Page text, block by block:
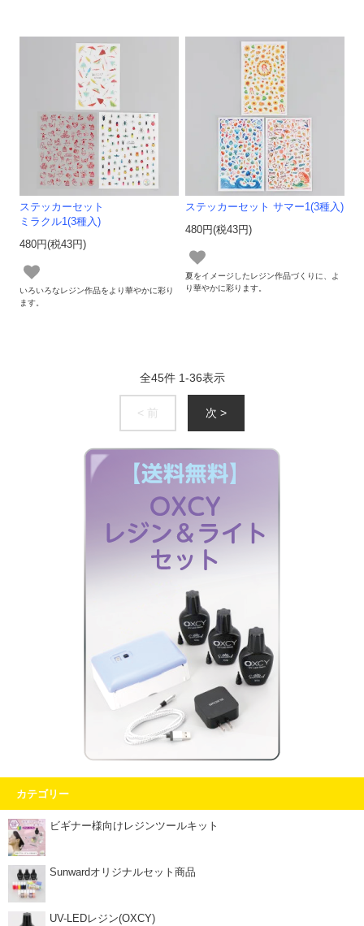
ステッカーセット
ミラクル1(3種入)
480円(税43円)
いろいろなレジン作品をより華やかに彩り
ます。
ステッカーセット サマー1(3種入)
480円(税43円)
夏をイメージしたレジン作品づくりに、よ
り華やかに彩ります。
全45件 1-36表示
< 前 次 >
カテゴリー
ビギナー様向けレジンツールキット
Sunwardオリジナルセット商品
UV-LEDレジン(OXCY)